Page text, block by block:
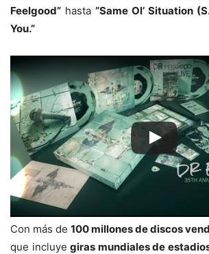
Feelgood” hasta “Same Ol’ Situation
You.”
Con más de 100 millones de discos
que incluyegiras mundiales de